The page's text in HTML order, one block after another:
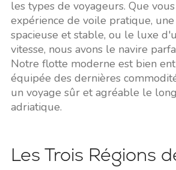
les types de voyageurs. Que
expérience de voile pratique,
spacieuse et stable, ou le luxe
vitesse, nous avons le navire
Notre flotte moderne est bien
équipée des dernières
un voyage sûr et agréable le
adriatique.
Les Trois Régions